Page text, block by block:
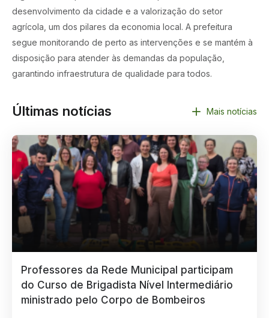
desenvolvimento da cidade e a valorização do setor
agrícola, um dos pilares da economia local. A prefeitura
segue monitorando de perto as intervenções e se mantém à
disposição para atender às demandas da população,
garantindo infraestrutura de qualidade para todos.
Últimas notícias Mais notícias
Professores da Rede Municipal participam
do Curso de Brigadista Nível Intermediário
ministrado pelo Corpo de Bombeiros